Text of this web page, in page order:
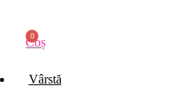
0
Coș
Vârstă